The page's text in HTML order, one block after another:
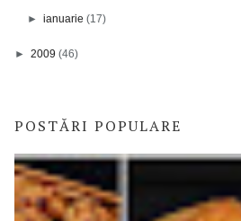
►ianuarie(17)
► 2009 (46)
POSTĂRI POPULARE